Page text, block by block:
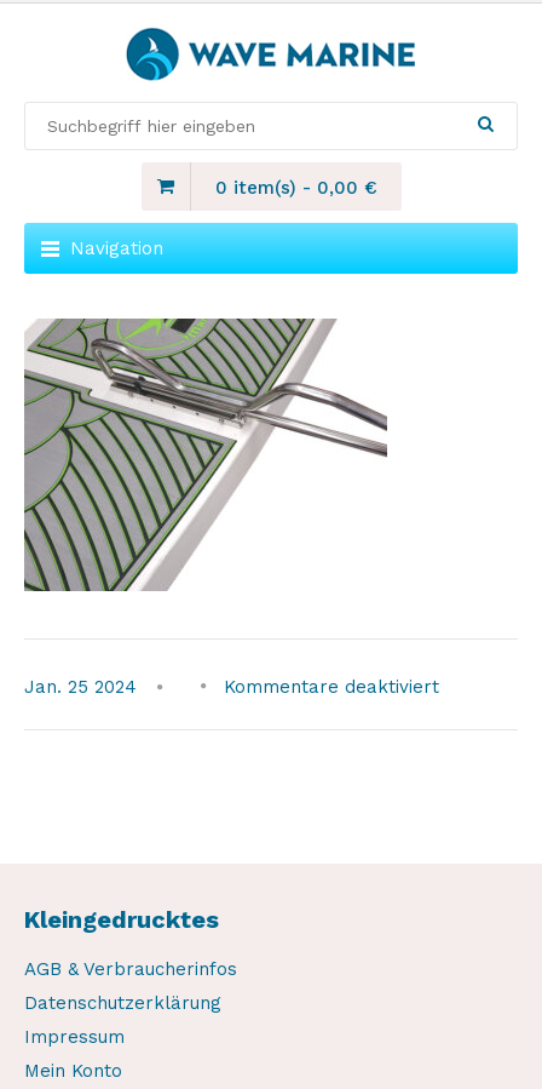
0 item(s) - 0,00 €
Navigation
Jan. 25 2024 Kommentare deaktiviertfür
Kleingedrucktes
AGB & Verbraucherinfos
Datenschutzerklärung
Impressum
Mein Konto